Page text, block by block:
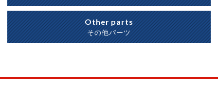
Other parts
その他パーツ